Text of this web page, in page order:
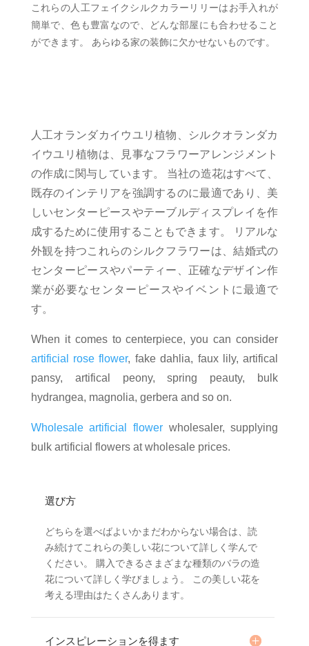
これらの人工フェイクシルクカラーリリーはお手入れが
簡単で、色も豊富なので、どんな部屋にも合わせること
ができます。 あらゆる家の装飾に欠かせないものです。
人工オランダカイウユリ植物、シルクオランダカ
イウユリ植物は、見事なフラワーアレンジメント
の作成に関与しています。 当社の造花はすべて、
既存のインテリアを強調するのに最適であり、美
しいセンターピースやテーブルディスプレイを作
成するために使用することもできます。 リアルな
外観を持つこれらのシルクフラワーは、結婚式の
センターピースやパーティー、正確なデザイン作
業が必要なセンターピースやイベントに最適で
す。
When it comes to centerpiece, you can consider
artificial rose flower, fake dahlia, faux lily, artifical
pansy, artifical peony, spring peauty, bulk
hydrangea, magnolia, gerbera and so on.
Wholesale artificial flower wholesaler, supplying
bulk artificial flowers at wholesale prices.
選び方
どちらを選べばよいかまだわからない場合は、読
み続けてこれらの美しい花について詳しく学んで
ください。 購入できるさまざまな種類のバラの造
花について詳しく学びましょう。 この美しい花を
考える理由はたくさんあります。
インスピレーションを得ます